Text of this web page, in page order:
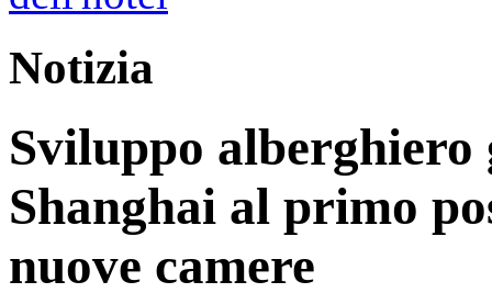
Notizia
Sviluppo alberghiero
Shanghai al primo
nuove camere